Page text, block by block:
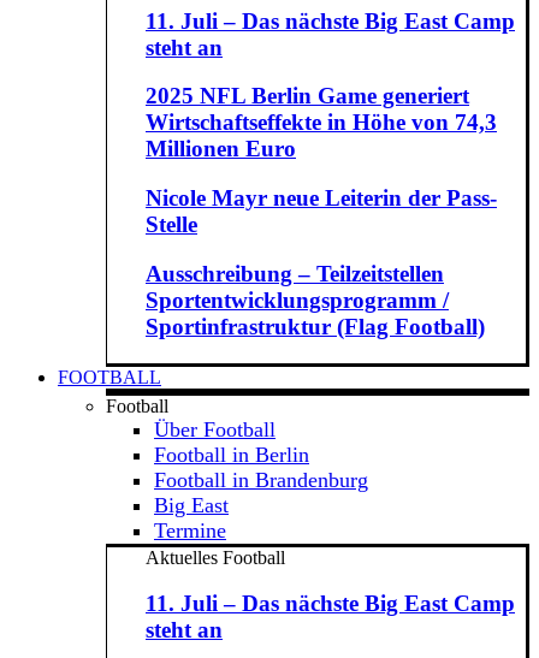
11. Juli – Das nächste Big East Camp
steht an
2025 NFL Berlin Game generiert
Wirtschaftseffekte in Höhe von 74,3
Millionen Euro
Nicole Mayr neue Leiterin der Pass-
Stelle
Ausschreibung – Teilzeitstellen
Sportentwicklungsprogramm /
Sportinfrastruktur (Flag Football)
FOOTBALL
Football
Über Football
Football in Berlin
Football in Brandenburg
Big East
Termine
Aktuelles Football
11. Juli – Das nächste Big East Camp
steht an